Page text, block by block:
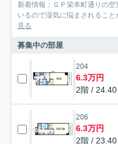
新着情報：ＧＰ栄本町通りの
いるので湿気に悩まされるこ
見る
募集中の部屋
204
6.3万円
2階 /
206
6.3万円
2階 /